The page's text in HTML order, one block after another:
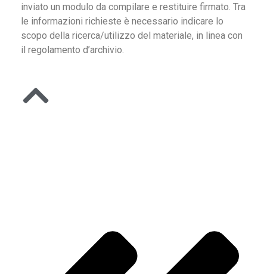
inviato un modulo da compilare e restituire firmato. Tra
le informazioni richieste è necessario indicare lo
scopo della ricerca/utilizzo del materiale, in linea con
il regolamento d’archivio.